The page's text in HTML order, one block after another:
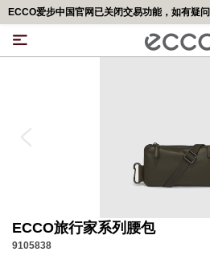
ECCO旅行家系列腰包
9105838
小程序商城现已上线，微信搜索“ECCO爱